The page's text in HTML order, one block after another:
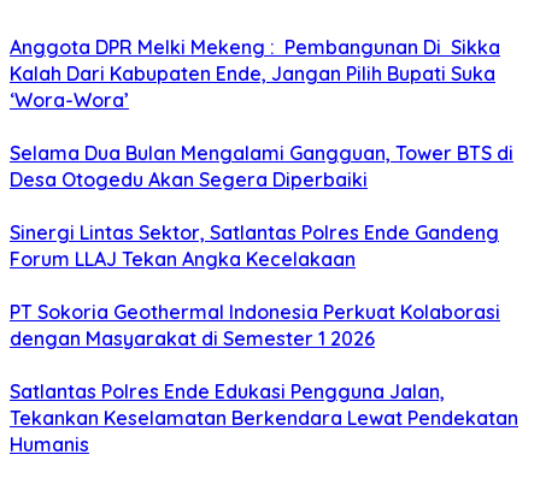
Anggota DPR Melki Mekeng : Pembangunan Di Sikka
Kalah Dari Kabupaten Ende, Jangan Pilih Bupati Suka
‘Wora-Wora’
Selama Dua Bulan Mengalami Gangguan, Tower BTS di
Desa Otogedu Akan Segera Diperbaiki
Sinergi Lintas Sektor, Satlantas Polres Ende Gandeng
Forum LLAJ Tekan Angka Kecelakaan
PT Sokoria Geothermal Indonesia Perkuat Kolaborasi
dengan Masyarakat di Semester 1 2026
Satlantas Polres Ende Edukasi Pengguna Jalan,
Tekankan Keselamatan Berkendara Lewat Pendekatan
Humanis